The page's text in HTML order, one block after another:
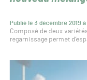
Publié le 3 décembre 2019 à
Composé de deux
regarnissage permet